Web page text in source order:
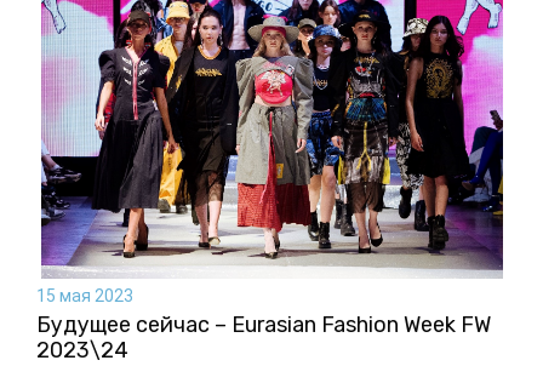
15 мая 2023
Будущее сейчас – Eurasian Fashion Week FW
2023\24